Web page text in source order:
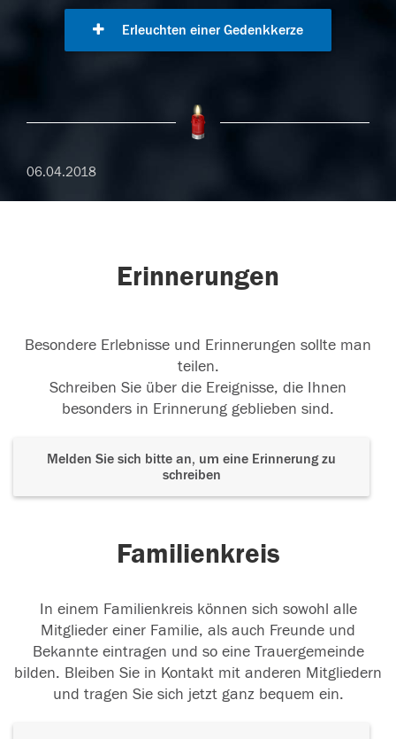
Erleuchten einer Gedenkkerze
06.04.2018
Erinnerungen
Besondere Erlebnisse und Erinnerungen sollte man
teilen.
Schreiben Sie über die Ereignisse, die Ihnen
besonders in Erinnerung geblieben sind.
Melden Sie sich bitte an, um eine Erinnerung zu
schreiben
Familienkreis
In einem Familienkreis können sich sowohl alle
Mitglieder einer Familie, als auch Freunde und
Bekannte eintragen und so eine Trauergemeinde
bilden. Bleiben Sie in Kontakt mit anderen Mitgliedern
und tragen Sie sich jetzt ganz bequem ein.